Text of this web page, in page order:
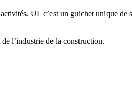
UL c’est un guichet unique de
l’industrie de la construction.